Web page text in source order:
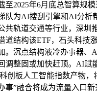
2025年6月底总智算规
队为AI搜刮引擎和AI分
共轨道交通等行业，深
道结构该ETF，石头科技
。沉点结构液冷办事器
整固或加快赶顶。AI赋
创板人工智能指数产物
”融合将成为流量入口新